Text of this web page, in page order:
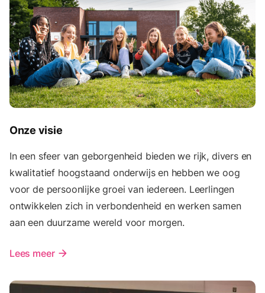
Onze visie
In een sfeer van geborgenheid bieden we rijk, divers en
kwalitatief hoogstaand onderwijs en hebben we oog
voor de persoonlijke groei van iedereen. Leerlingen
ontwikkelen zich in verbondenheid en werken samen
aan een duurzame wereld voor morgen.
Lees meer arrow_forward